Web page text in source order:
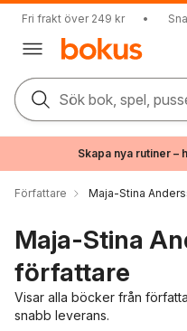
Fri frakt över 249 kr •
Sök bok, spel,
Skapa nya rutiner
Författare Maja-Stina
Maja-Stina
författare
Visar alla böcker från
snabb leverans.